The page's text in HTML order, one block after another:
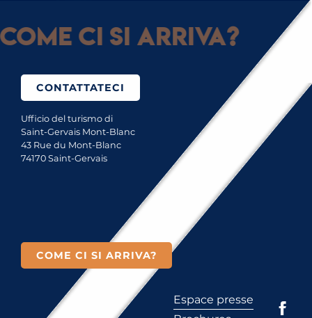
ci si arriva?
CONTATTATECI
Ufficio del turismo di
Saint-Gervais Mont-Blanc
43 Rue du Mont-Blanc
74170 Saint-Gervais
COME CI SI ARRIVA?
Espace presse